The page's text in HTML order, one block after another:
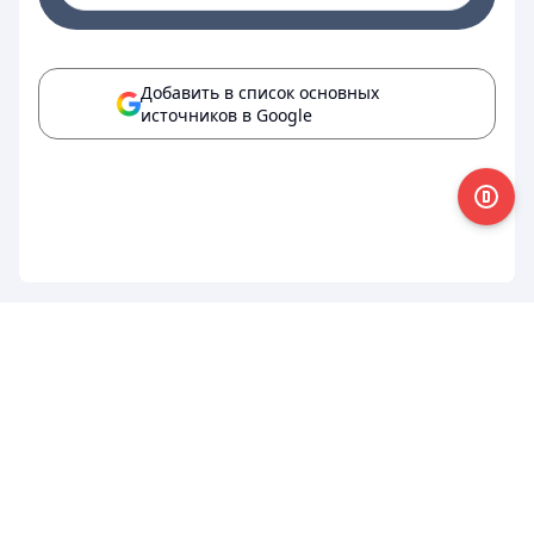
Добавить в список основных
источников в Google